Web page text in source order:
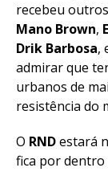
recebeu
Mano Brown,
Drik Barbosa,
admirar que
urbanos de
resistência do
O RNDestará
fica por dentro